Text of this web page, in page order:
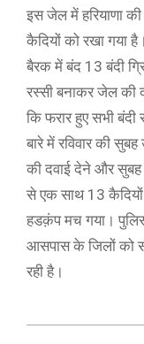
इस जेल में हरियाणा
कैदियों को रखा गया
बैरक में बंद 13 बंदी
रस्सी बनाकर जेल की
कि फरार हुए सभी
बारे में रविवार की
की दवाई देने और सुबह
से एक साथ 13
हडक़ंप मच गया। पुलिस
आसपास के जिलों को
रही है।